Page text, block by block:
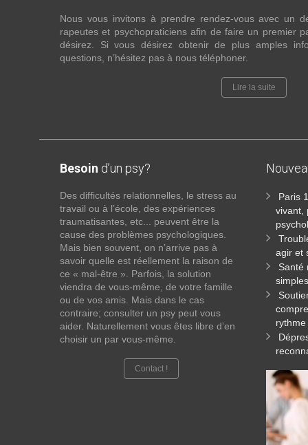
Nous vous invitons à prendre rendez-vous avec un
rapeutes et psychopraticiens afin de faire un premier
désirez. Si vous désirez obtenir de plus amples
questions, n’hésitez pas à nous téléphoner.
Lire la suite
Besoin d’un psy?
Des difficultés relationnelles, le stress au
travail ou à l’école, des expériences
traumatisantes, etc... peuvent être la
cause des problèmes psychologiques.
Mais bien souvent, on n’arrive pas à
savoir quelle est réellement la raison de
ce « mal-être ». Parfois, la solution
viendra de vous-même, de votre famille
ou de vos amis. Mais dans le cas
contraire; consulter un psy peut vous
aider. Naturellement vous êtes libre d’en
choisir un par vous-même.
Contact !
Paris
vivant,
agir et
Santé
rythme